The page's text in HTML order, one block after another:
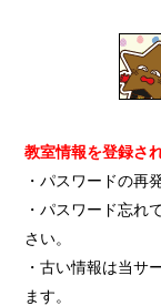
教室情報を登録さ
・パスワードの再
・パスワード忘れ
さい。
・古い情報は当サ
ます。